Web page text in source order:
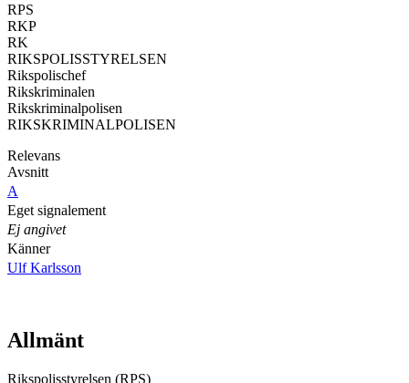
RPS
RKP
RK
RIKSPOLISSTYRELSEN
Rikspolischef
Rikskriminalen
Rikskriminalpolisen
RIKSKRIMINALPOLISEN
Relevans
Avsnitt
A
Eget signalement
Ej angivet
Känner
Ulf Karlsson
Allmänt
Rikspolisstyrelsen (RPS)